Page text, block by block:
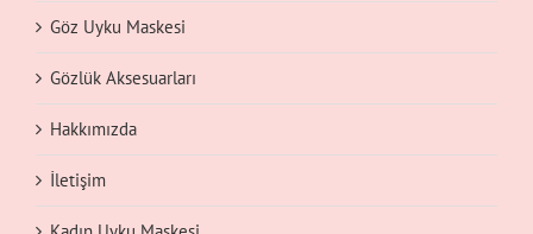
Göz Uyku Maskesi
Gözlük Aksesuarları
Hakkımızda
İletişim